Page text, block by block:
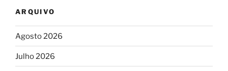
ARQUIVO
Agosto 2026
Julho 2026